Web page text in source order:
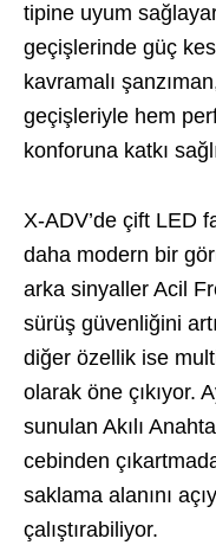
tipine uyum
geçişlerinde güç
kavramalı
geçişleriyle hem
konforuna katkı
X-ADV’de çift LED
daha modern bir
arka sinyaller Acil
sürüş güvenliğini
diğer özellik ise
olarak öne çıkıyor.
sunulan Akılı
cebinden
saklama alanını
çalıştırabiliyor.